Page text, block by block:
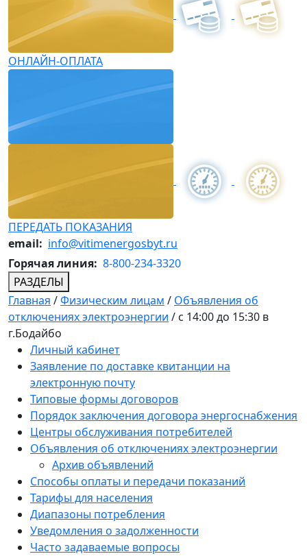
ОНЛАЙН-ОПЛАТА
ПЕРЕДАТЬ ПОКАЗАНИЯ
email: info@vitimenergosbyt.ru
Горячая линия: 8-800-234-3320
РАЗДЕЛЫ
Главная /Физическим лицам / Объявления об
отключениях электроэнергии / с 14:00 до 15:30 в
г.Бодайбо
Личный кабинет
Заявление по доставке квитанции на
электронную почту
Типовые формы договоров
Порядок заключения договора энергоснабжения
Центры обслуживания потребителей
Объявления об отключениях электроэнергии
Архив объявлений
Способы оплаты и передачи показаний
Тарифы для населения
Диапазоны потребления
Уведомления о задолженности
Часто задаваемые вопросы